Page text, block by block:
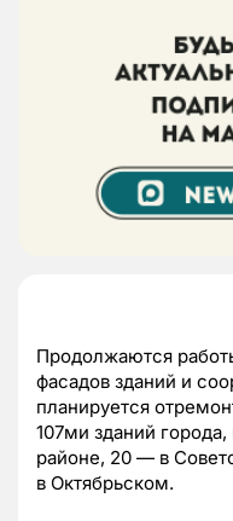
Продолжаются
фасадов зданий и
планируется
107ми зданий
районе, 20 — в
в Октябрьском.